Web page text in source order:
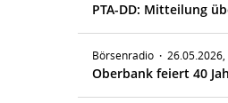
PTA-DD: Mitteilung
Börsenradio ·
Oberbank feiert 40